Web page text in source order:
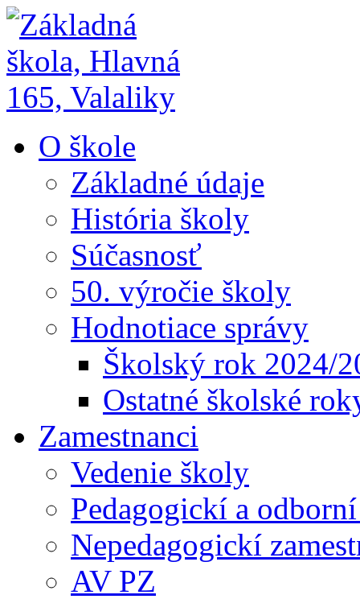
O škole
Základné údaje
História školy
Súčasnosť
50. výročie školy
Hodnotiace správy
Školský rok 2024/
Ostatné školské
Zamestnanci
Vedenie školy
Pedagogickí a
Nepedagogickí
AV PZ